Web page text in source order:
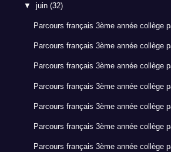
▼juin(32)
Parcours français 3ème année collège
Parcours français 3ème année collège
Parcours français 3ème année collège
Parcours français 3ème année collège
Parcours français 3ème année collège
Parcours français 3ème année collège
Parcours français 3ème année collège